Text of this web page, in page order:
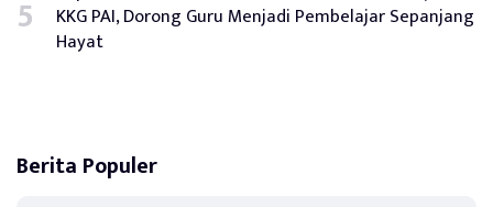
KKG PAI, Dorong Guru Menjadi Pembelajar Sepanjang
Hayat
Berita Populer